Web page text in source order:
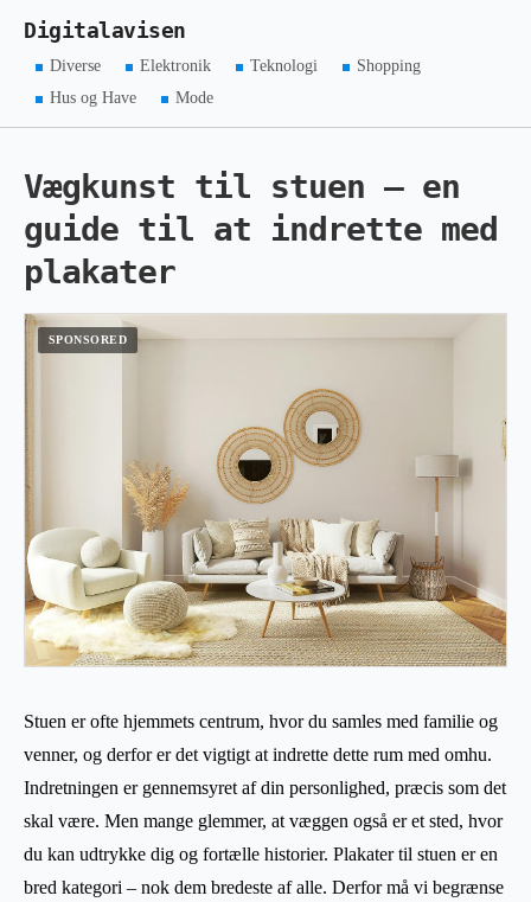
Digitalavisen
Diverse Elektronik Teknologi
Shopping
Hus og Have
Mode
Vægkunst til stuen – en
guide til at indrette med
plakater
Stuen er ofte hjemmets centrum, hvor du samles med familie og
venner, og derfor er det vigtigt at indrette dette rum med omhu.
Indretningen er gennemsyret af din personlighed, præcis som det
skal være. Men mange glemmer, at væggen også er et sted, hvor
du kan udtrykke dig og fortælle historier. Plakater til stuen er en
bred kategori – nok dem bredeste af alle. Derfor må vi begrænse